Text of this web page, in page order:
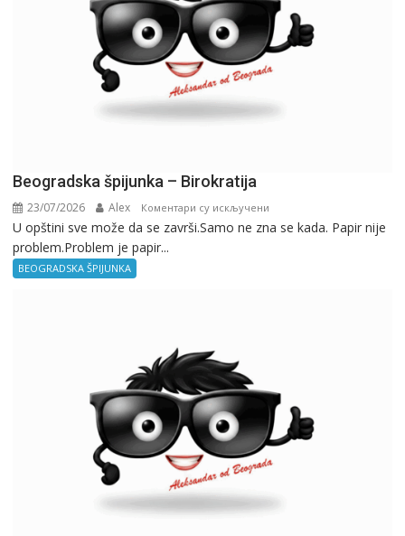
Beogradska špijunka – Birokratija
23/07/2026 Alex Коментари су искључени
Beogradska
U opštini sve može da se završi.Samo ne zna se kada. Papir nije
problem.Problem je papir...
BEOGRADSKA ŠPIJUNKA